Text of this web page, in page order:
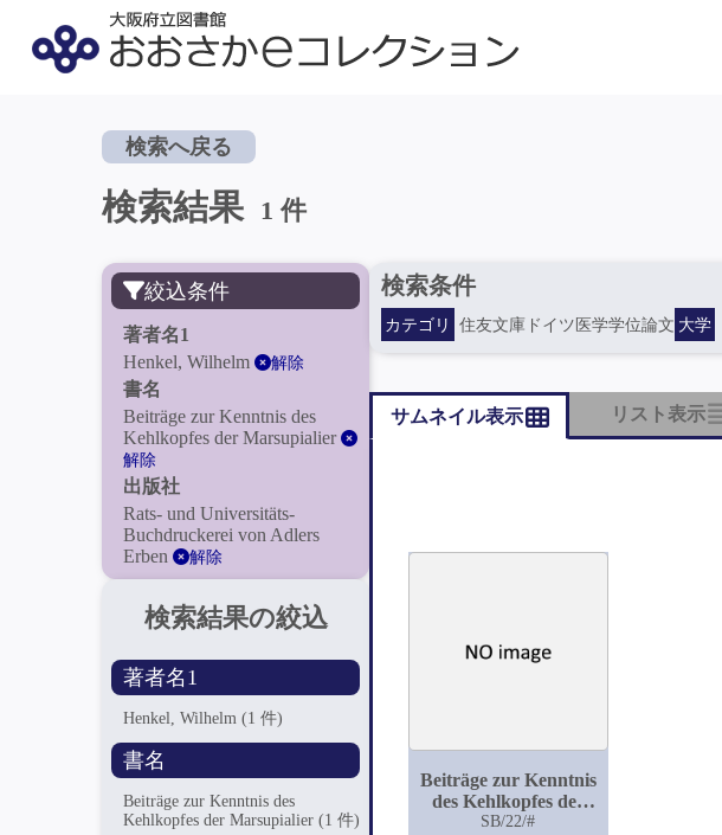
検索へ戻る
検索結果 1 件
絞込条件
著者名1
Henkel, Wilhelm
解除
書名
Beiträge zur Kenntnis des
Kehlkopfes der Marsupialier
解除
出版社
Rats- und Universitäts-
Buchdruckerei von Adlers
Erben
解除
検索結果の絞込
著者名1
Henkel, Wilhelm(1 件)
書名
Beiträge zur Kenntnis des
Kehlkopfes der Marsupialier(1 件)
検索条件
カテゴリ 住友文庫ドイツ医学学位論文 大学
サムネイル表示 リスト表示
Beiträge zur Kenntnis
des Kehlkopfes der
Marsupialier
SB/22/#